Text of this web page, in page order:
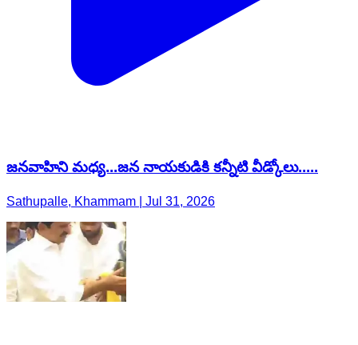
జనవాహిని మధ్య...జన నాయకుడికి కన్నీటి వీడ్కోలు.....
Sathupalle, Khammam | Jul 31, 2026